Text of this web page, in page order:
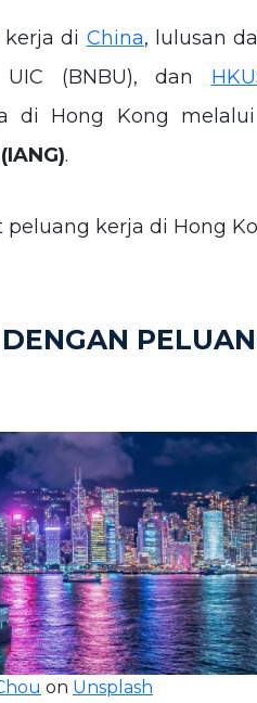
di China, lulusan
(BNBU), dan
di Hong Kong melalui
.
kerja di Hong
on Unsplash